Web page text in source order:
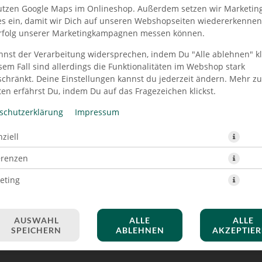
Google Maps im Onlineshop. Außerdem setzen wir
ein, damit wir Dich auf unseren Webshopseiten
unserer Marketingkampagnen messen können.
der Verarbeitung widersprechen, indem Du "Alle ablehnen"
Fall sind allerdings die Funktionalitäten im Webshop stark
Deine Einstellungen kannst du jederzeit ändern. Mehr
erfährst Du, indem Du auf das Fragezeichen klickst.
Impressum
AUSWAHL
SPEICHERN
ALLE
ABLEHNEN
ALLE
BURGER VEGETARISCH